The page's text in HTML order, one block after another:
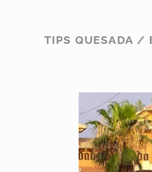
TIPS QUESADA /